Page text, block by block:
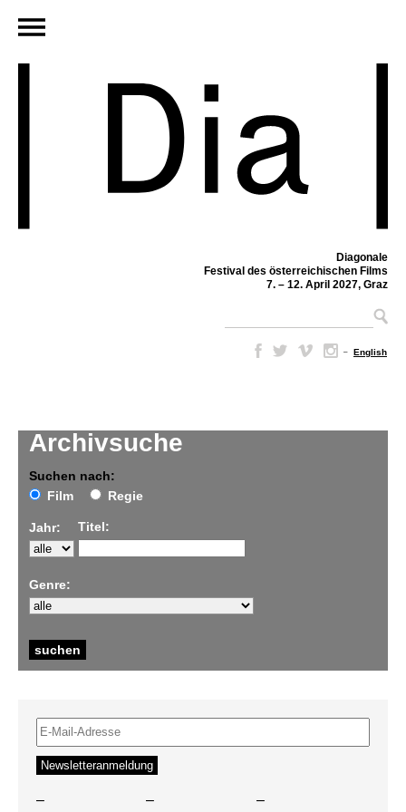
Diagonale
Festival des österreichischen Films
7. – 12. April 2027, Graz
– English
Archivsuche
Suchen nach:
Film
Regie
Jahr: Titel:
Genre:
– – –